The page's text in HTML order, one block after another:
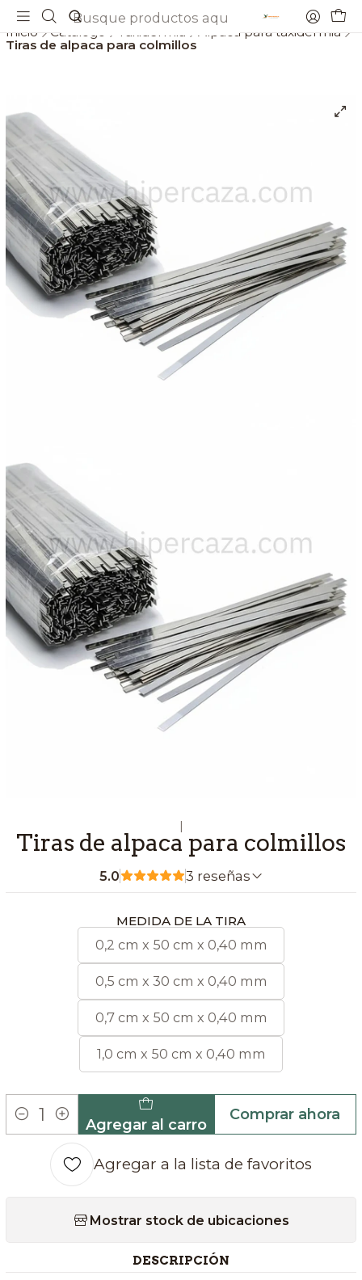
Inicio Catálogo
Alpaca para taxidermia
Tiras de alpaca para colmillos
|
Tiras de alpaca para colmillos
5.0 3 reseñas
MEDIDA DE LA TIRA
0,2 cm x 50 cm x 0,40 mm
0,5 cm x 30 cm x 0,40 mm
0,7 cm x 50 cm x 0,40 mm
1,0 cm x 50 cm x 0,40 mm
Cantidad Agregar al carro
Comprar ahora
Agregar a la lista de favoritos
Mostrar stock de ubicaciones
DESCRIPCIÓN